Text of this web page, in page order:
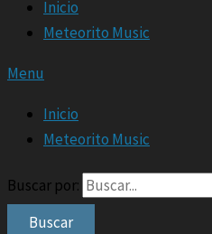
Inicio
Meteorito Music
Menu
Inicio
Meteorito Music
Buscar por: